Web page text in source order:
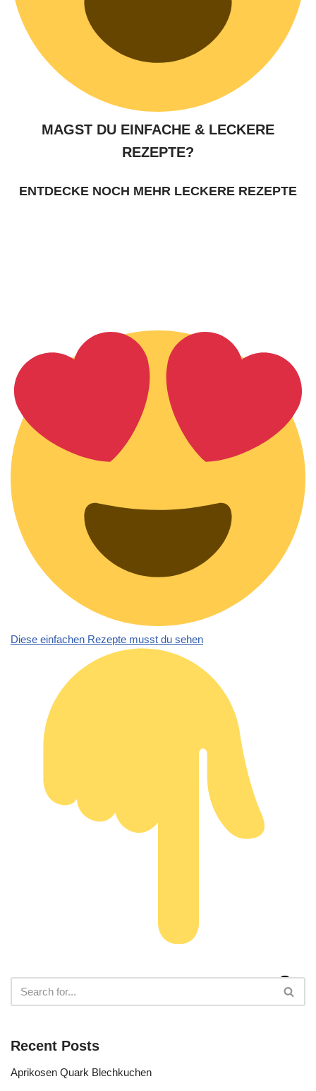
MAGST DU EINFACHE & LECKERE
REZEPTE?
ENTDECKE NOCH MEHR LECKERE REZEPTE
Diese einfachen Rezepte musst du sehen
Recent Posts
Aprikosen Quark Blechkuchen